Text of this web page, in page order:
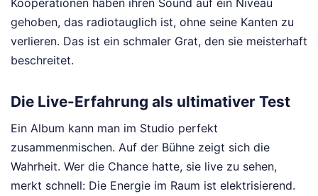
Kooperationen haben ihren Sound auf ein Niveau
gehoben, das radiotauglich ist, ohne seine Kanten zu
verlieren. Das ist ein schmaler Grat, den sie meisterhaft
beschreitet.
Die Live-Erfahrung als ultimativer Test
Ein Album kann man im Studio perfekt
zusammenmischen. Auf der Bühne zeigt sich die
Wahrheit. Wer die Chance hatte, sie live zu sehen,
merkt schnell: Die Energie im Raum ist elektrisierend.